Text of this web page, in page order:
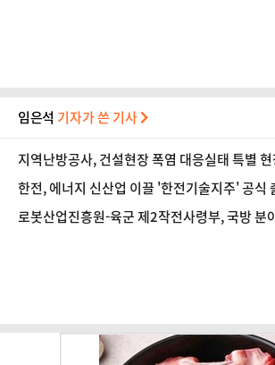
임은석 기자가 쓴 기사
지역난방공사, 건설현장 폭염 대응실태 특별
한전, 에너지 신산업 이끌 '한전기술지주' 공식
로봇산업진흥원-육군 제2작전사령부, 국방 분